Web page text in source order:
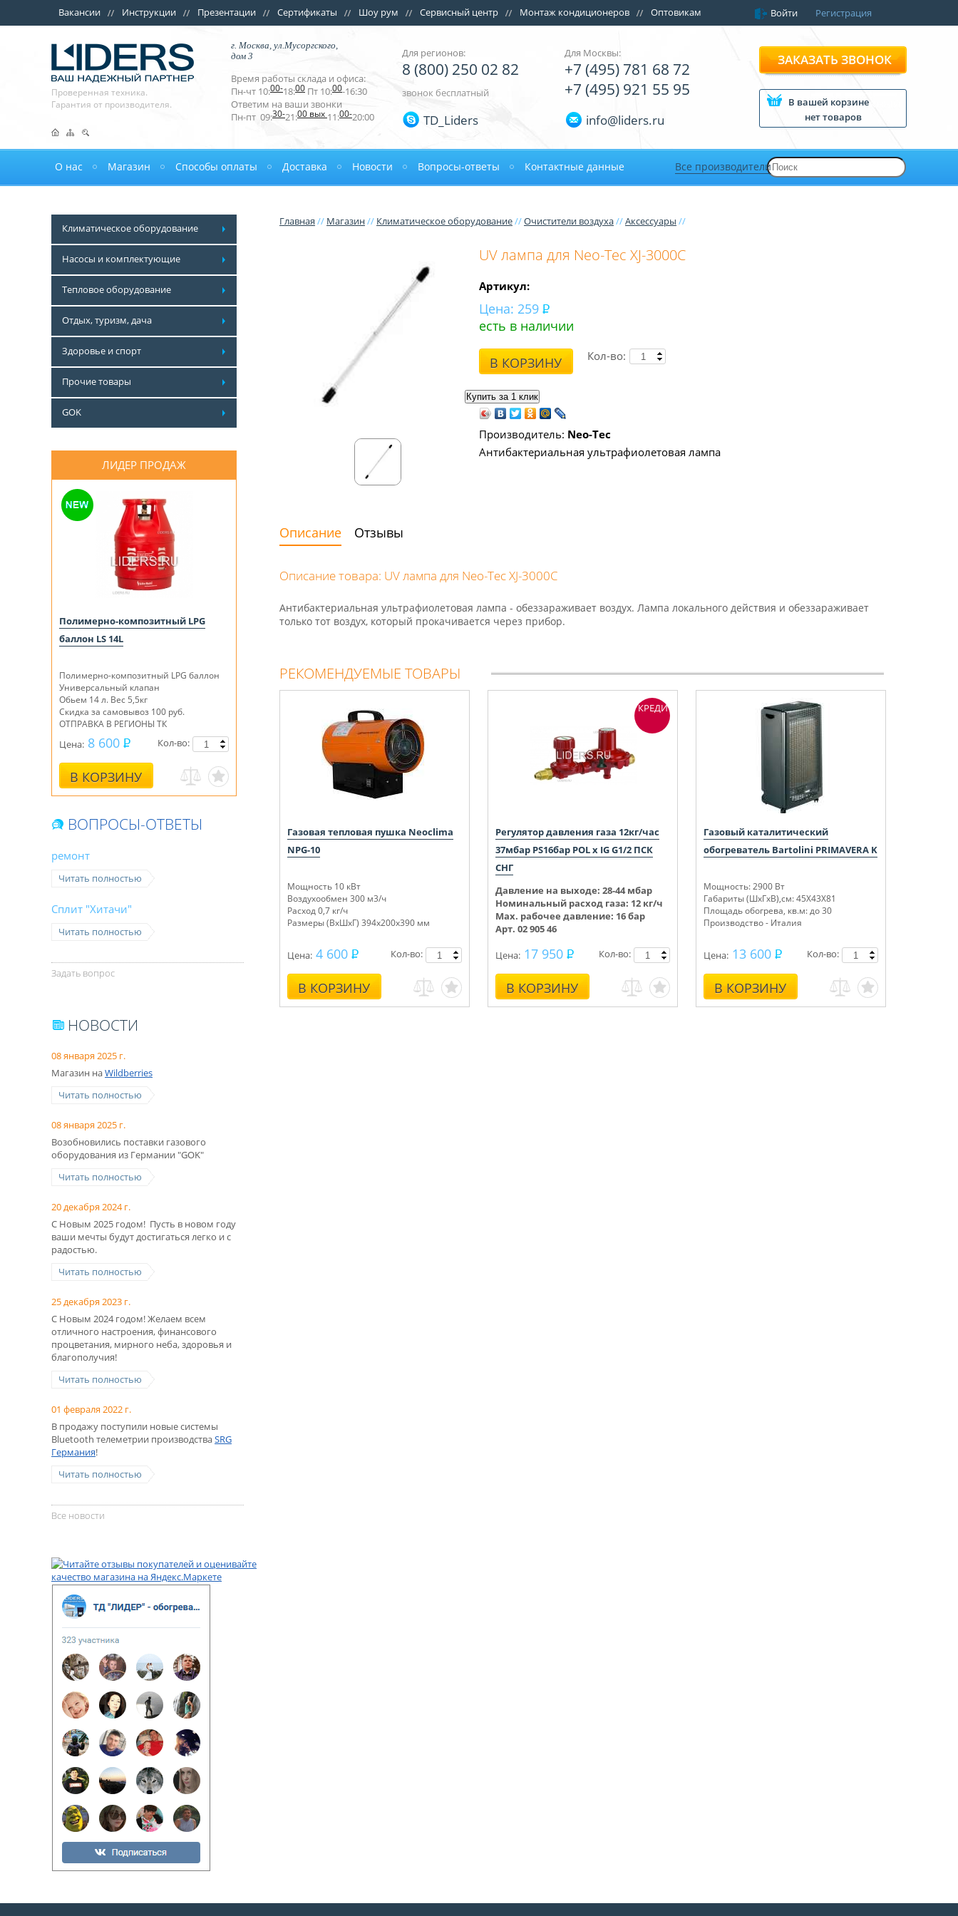
Вакансии Инструкции Презентации Сертификаты Шоу рум Сервисный центр Монтаж кондиционеров Оптовикам Войти Регистрация
Проверенная техника.
Гарантия от производителя.
г. Москва, ул.Мусоргского,
дом 3
Время работы склада и офиса:
Пн-чт 10:00-18:00 Пт 10:00-16:30
Ответим на ваши звонки
Пн-пт 09:30-21:00 вых 11:00-20:00
Для регионов:
8 (800) 250 02 82
звонок бесплатный
TD_Liders
Для Москвы:
+7 (495) 781 68 72
+7 (495) 921 55 95
info@liders.ru
ЗАКАЗАТЬ ЗВОНОК
В вашей корзине
нет товаров
О нас Магазин Способы оплаты Доставка Новости Вопросы-ответы Контактные данные Все производители
Климатическое оборудование
Насосы и комплектующие
Тепловое оборудование
Отдых, туризм, дача
Здоровье и спорт
Прочие товары
GOK
ЛИДЕР ПРОДАЖ
Полимерно-композитный LPG
баллон LS 14L
Полимерно-композитный LPG баллон
Универсальный клапан
Обьем 14 л. Вес 5,5кг
Скидка за самовывоз 100 руб.
ОТПРАВКА В РЕГИОНЫ ТК
Цена: 8 600
В КОРЗИНУ
Кол-во:
ВОПРОСЫ-ОТВЕТЫ
ремонт
Читать полностью
Сплит "Хитачи"
Читать полностью
Задать вопрос
НОВОСТИ
08 января 2025 г.
Магазин наWildberries
Читать полностью
08 января 2025 г.
Возобновились поставки газового
оборудования из Германии "GOK"
Читать полностью
20 декабря 2024 г.
С Новым 2025 годом! Пусть в новом году
ваши мечты будут достигаться легко и с
радостью.
Читать полностью
25 декабря 2023 г.
С Новым 2024 годом! Желаем всем
отличного настроения, финансового
процветания, мирного неба, здоровья и
благополучия!
Читать полностью
01 февраля 2022 г.
В продажу поступили новые системы
Bluetooth телеметрии производстваSRG
Германия!
Читать полностью
Все новости
Главная // Магазин// Климатическое оборудование//Очистители воздуха//Аксессуары //
UV лампа для Neo-Tec XJ-3000C
Артикул:
Цена: 259
есть в наличии
В КОРЗИНУ Кол-во:
Производитель: Neo-Tec
Антибактериальная ультрафиолетовая лампа
Описание Отзывы
Описание товара: UV лампа для Neo-Tec XJ-3000C
Антибактериальная ультрафиолетовая лампа - обеззараживает воздух. Лампа локального действия и обеззараживает
только тот воздух, который прокачивается через прибор.
РЕКОМЕНДУЕМЫЕ ТОВАРЫ
Газовая тепловая пушка Neoclima
NPG-10
Мощность 10 кВт
Воздухообмен 300 м3/ч
Расход 0,7 кг/ч
Размеры (ВхШхГ) 394х200х390 мм
Цена: 4 600
В КОРЗИНУ
Кол-во:
Регулятор давления газа 12кг/час
37мбар PS16бар POL x IG G1/2 ПСК
СНГ
Давление на выходе: 28-44мбар
Номинальный расход газа: 12 кг/ч
Max. рабочее давление: 16 бар
Арт. 02 905 46
Цена: 17 950
В КОРЗИНУ
Кол-во:
КРЕДИТ
Газовый каталитический
обогреватель Bartolini PRIMAVERA K
Мощность: 2900 Вт
Габариты (ШхГхВ),см: 45Х43Х81
Площадь обогрева, кв.м: до 30
Производство - Италия
Цена: 13 600
В КОРЗИНУ
Кол-во: